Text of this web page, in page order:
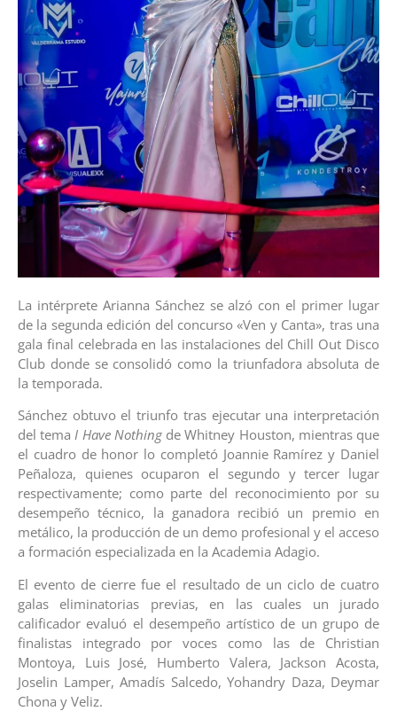
La intérprete Arianna Sánchez se alzó con el primer lugar
de la segunda edición del concurso «Ven y Canta», tras una
gala final celebrada en las instalaciones del Chill Out Disco
Club donde se consolidó como la triunfadora absoluta de
la temporada.
Sánchez obtuvo el triunfo tras ejecutar una interpretación
del temaI Have Nothingde Whitney Houston, mientras que
el cuadro de honor lo completó Joannie Ramírez y Daniel
Peñaloza, quienes ocuparon el segundo y tercer lugar
respectivamente; como parte del reconocimiento por su
desempeño técnico, la ganadora recibió un premio en
metálico, la producción de un demo profesional y el acceso
a formación especializada en la Academia Adagio.
El evento de cierre fue el resultado de un ciclo de cuatro
galas eliminatorias previas, en las cuales un jurado
calificador evaluó el desempeño artístico de un grupo de
finalistas integrado por voces como las de Christian
Montoya, Luis José, Humberto Valera, Jackson Acosta,
Joselin Lamper, Amadís Salcedo, Yohandry Daza, Deymar
Chona y Veliz.